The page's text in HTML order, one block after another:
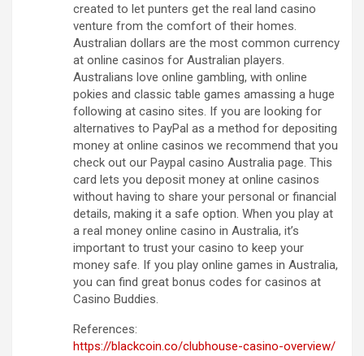
created to let punters get the real land casino
venture from the comfort of their homes.
Australian dollars are the most common currency
at online casinos for Australian players.
Australians love online gambling, with online
pokies and classic table games amassing a huge
following at casino sites. If you are looking for
alternatives to PayPal as a method for depositing
money at online casinos we recommend that you
check out our Paypal casino Australia page. This
card lets you deposit money at online casinos
without having to share your personal or financial
details, making it a safe option. When you play at
a real money online casino in Australia, it’s
important to trust your casino to keep your
money safe. If you play online games in Australia,
you can find great bonus codes for casinos at
Casino Buddies.
References:
https://blackcoin.co/clubhouse-casino-overview/